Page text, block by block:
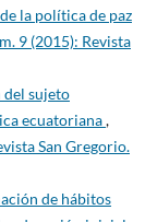
la política de paz
9 (2015): Revista
del sujeto
ecuatoriana,
San Gregorio.
de hábitos